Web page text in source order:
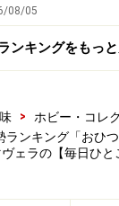
08/05
ンキングをもっ
> ホビー・コレ
ンキング「おひ
ェラの【毎日ひと